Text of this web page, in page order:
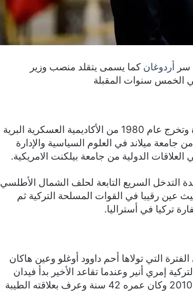
سر أردوغان كما يسمى يتقلد منصب وزير
في الخمس سنوات المقبلة
ولد هاكان فيدان سنة 1968م بالعاصمة أنقرة وتخرج عام 1980 من الأكاديمية العسكرية البرية
ميلاند في العلوم السياسية والإدارة
الدولية من جامعة بيلكنت الامريكية.
1986م إلى 2001م إلى وحدة التدخل السريع التابعة لحلف الشمال الأطلسي
عين رقيبا في القوات المسلحة التركية ثم
تركيا في أستراليا.
التي تولاها أحم داوود أوغلو وعين هاكان
للاستخبارات التركية إمري أنير وعندما تقاعد الأخير بدأ فيدان